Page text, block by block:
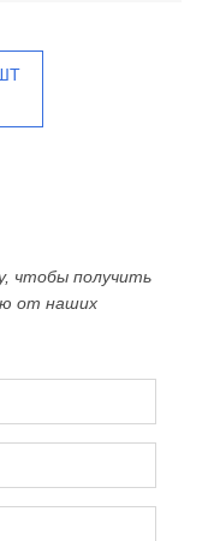
чтобы получить
от наших